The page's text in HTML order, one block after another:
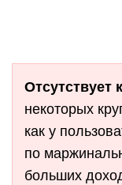
Отсутствует
некоторых
как у
по
больших